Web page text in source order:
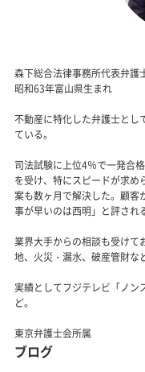
森下総合法律事務所代表弁護
昭和63年富山県生まれ
不動産に特化した弁護士とし
ている。
司法試験に上位4％で一発合
を受け、特にスピードが求
案も数ヶ月で解決した。顧客
事が早いのは西明」と評され
業界大手からの相談も受けて
地、火災・漏水、破産管財な
実績としてフジテレビ「ノン
ど。
東京弁護士会所属
ブログ